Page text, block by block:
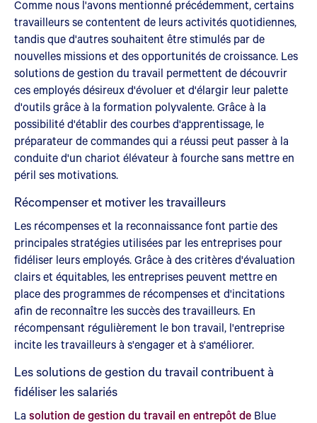
Comme nous l'avons mentionné précédemment, certains
travailleurs se contentent de leurs activités quotidiennes,
tandis que d'autres souhaitent être stimulés par de
nouvelles missions et des opportunités de croissance. Les
solutions de gestion du travail permettent de découvrir
ces employés désireux d'évoluer et d'élargir leur palette
d'outils grâce à la formation polyvalente. Grâce à la
possibilité d'établir des courbes d'apprentissage, le
préparateur de commandes qui a réussi peut passer à la
conduite d'un chariot élévateur à fourche sans mettre en
péril ses motivations.
Récompenser et motiver les travailleurs
Les récompenses et la reconnaissance font partie des
principales stratégies utilisées par les entreprises pour
fidéliser leurs employés. Grâce à des critères d'évaluation
clairs et équitables, les entreprises peuvent mettre en
place des programmes de récompenses et d'incitations
afin de reconnaître les succès des travailleurs. En
récompensant régulièrement le bon travail, l'entreprise
incite les travailleurs à s'engager et à s'améliorer.
Les solutions de gestion du travail contribuent à
fidéliser les salariés
La solution de gestion du travail en entrepôt de Blue